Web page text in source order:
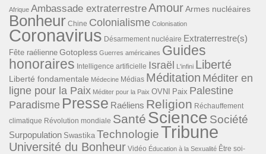
Afrique Ambassade extraterrestreAmourArmes nucléaires
Bonheur Chine Colonialisme Colonisation
Coronavirus Désarmement nucléaire Extraterrestre(s)
Fête raélienne Gotopless Guerres américaines Guides
honoraires Intelligence artificielle Israël L'infini Liberté
Liberté fondamentale Médecine Médias Méditation Méditer en
ligne pour la Paix Méditer pour la Paix OVNI Paix Palestine
Paradisme Presse Raéliens Religion Réchauffement
climatique Révolution mondiale Santé Science Société
Surpopulation Swastika TechnologieTribune
Université du Bonheur Vidéo Éducation à la Sexualité Être soi-